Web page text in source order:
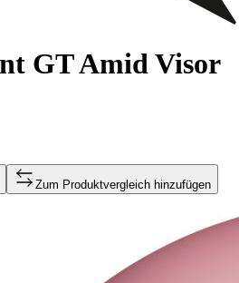
GT Amid Visor
Zum Produktvergleich hinzufügen